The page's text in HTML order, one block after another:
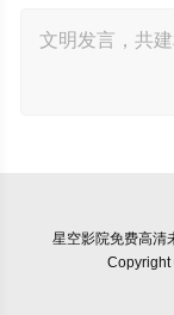
星空影院免费高清
Copyright